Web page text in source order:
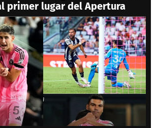
primer lugar del Apertura